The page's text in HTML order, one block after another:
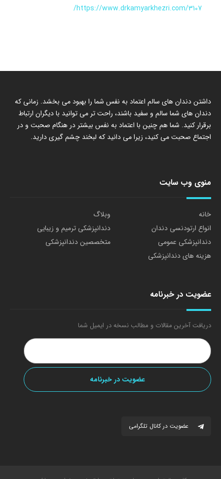
https://www.drkamyarkhezri.com/3107/
داشتن دندان های سالم اعتماد به نفس شما را بهبود می بخشد. زمانی که
دندان های شما سالم و سفید باشند، راحت تر می توانید با دیگران ارتباط
برقرار کنید. شما هم چنین با اعتماد به نفس بیشتر در هنگام صحبت و در
اجتماع صحبت می کنید، زیرا می دانید که لبخند چشم گیری دارید.
منوی وب سایت
خانه
وبلاگ
انواع ارتودنسی دندان
دندانپزشکی ترمیم و زیبایی
دندانپزشکی عمومی
متخصصین دندانپزشکی
هزینه های دندانپزشکی
عضویت در خبرنامه
دریافت آخرین مقالات و مطالب نسخه در ایمیل شما
عضویت در کانال تلگرامی